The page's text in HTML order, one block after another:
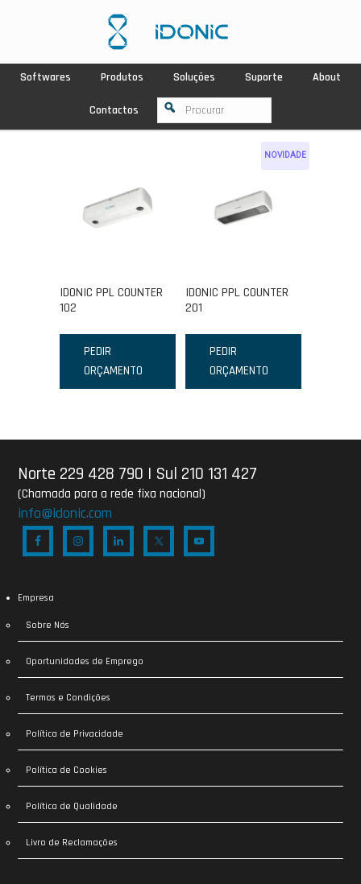
Softwares Produtos Soluções Suporte About
Contactos
IDONIC PPL COUNTER
102
PEDIR
ORÇAMENTO
NOVIDADE
IDONIC PPL COUNTER
201
PEDIR
ORÇAMENTO
Norte 229 428 790 | Sul 210 131 427
(Chamada para a rede fixa nacional)
info@idonic.com
Empresa
Sobre Nós
Oportunidades de Emprego
Termos e Condições
Política de Privacidade
Política de Cookies
Política de Qualidade
Livro de Reclamações